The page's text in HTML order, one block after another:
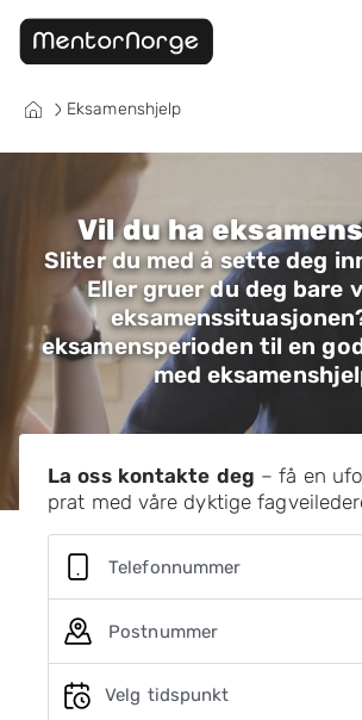
Eksamenshjelp
Vil du ha
Sliter du med å sette deg
Eller gruer du deg bare
eksamensperioden til en
med
La oss kontakte deg – få en
prat med våre dyktige
Telefonnummer
Postnummer
Velg tidspunkt